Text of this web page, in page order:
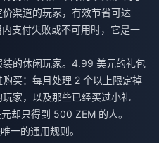
渠道的玩家，有效节省可达
支付失败或不可用时，它是一
的休闲玩家。4.99 美元的礼包
买：每月处理 2 个以上限定掉
家，以及那些已经买过小礼
却只得到 500 ZEM 的人。
一的通用规则。